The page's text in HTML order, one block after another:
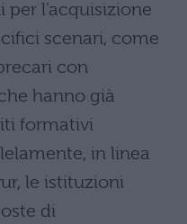
per l’acquisizione
scenari, come
con
hanno già
formativi
in linea
le istituzioni
di